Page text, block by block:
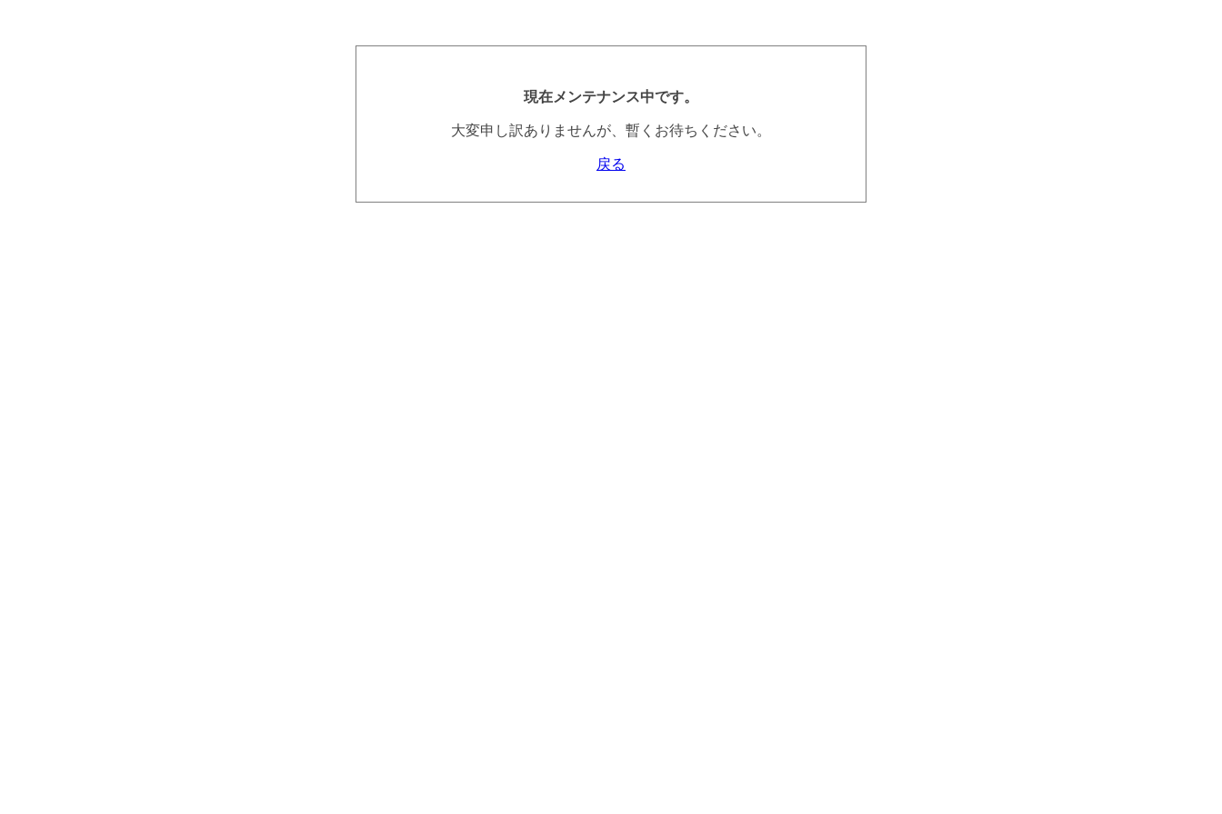
現在メンテナンス中です。
大変申し訳ありませんが、暫くお待ちください。
戻る